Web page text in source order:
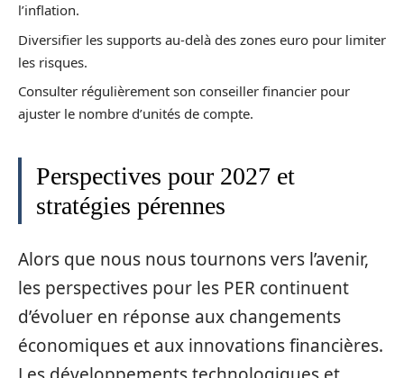
l’inflation.
Diversifier les supports au-delà des zones euro pour limiter
les risques.
Consulter régulièrement son conseiller financier pour
ajuster le nombre d’unités de compte.
Perspectives pour 2027 et
stratégies pérennes
Alors que nous nous tournons vers l’avenir,
les perspectives pour les PER continuent
d’évoluer en réponse aux changements
économiques et aux innovations financières.